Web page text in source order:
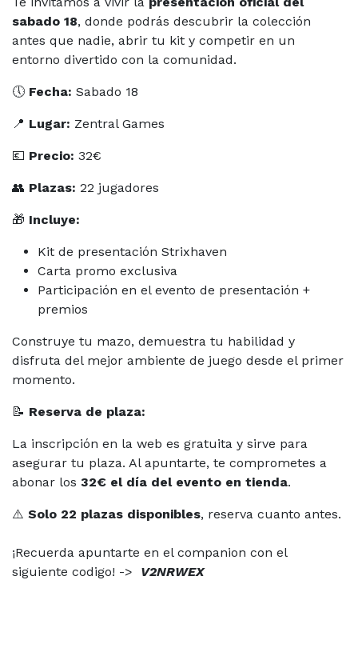
sabado 18, donde podrás descubrir la colección
antes que nadie, abrir tu kit y competir en un
entorno divertido con la comunidad.
🕔 Fecha: Sabado 18
📍 Lugar: Zentral Games
💶 Precio: 32€
👥 Plazas: 22 jugadores
🎁 Incluye:
Kit de presentación Strixhaven
Carta promo exclusiva
Participación en el evento de presentación +
premios
Construye tu mazo, demuestra tu habilidad y
disfruta del mejor ambiente de juego desde el primer
momento.
📝 Reserva de plaza:
La inscripción en la web es gratuita y sirve para
asegurar tu plaza. Al apuntarte, te comprometes a
abonar los 32€ el día del evento en tienda.
⚠️ Solo 22 plazas disponibles, reserva cuanto antes.
¡Recuerda apuntarte en el companion con el
siguiente codigo! -> V2NRWEX